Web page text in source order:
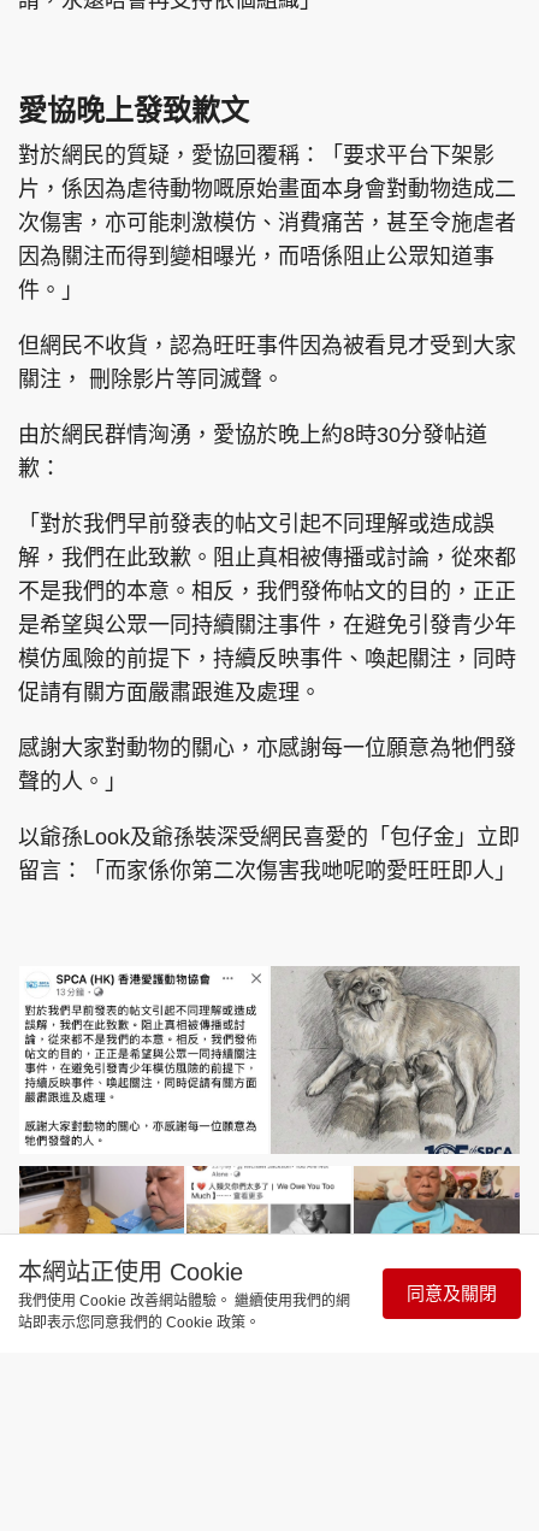
愛協晚上發致歉文
對於網民的質疑，愛協回覆稱：「要求平台下架影
片，係因為虐待動物嘅原始畫面本身會對動物造成二
次傷害，亦可能刺激模仿、消費痛苦，甚至令施虐者
因為關注而得到變相曝光，而唔係阻止公眾知道事
件。」
但網民不收貨，認為旺旺事件因為被看見才受到大家
關注， 刪除影片等同滅聲。
由於網民群情洶湧，愛協於晚上約8時30分發帖道
歉：
「對於我們早前發表的帖文引起不同理解或造成誤
解，我們在此致歉。阻止真相被傳播或討論，從來都
不是我們的本意。相反，我們發佈帖文的目的，正正
是希望與公眾一同持續關注事件，在避免引發青少年
模仿風險的前提下，持續反映事件、喚起關注，同時
促請有關方面嚴肅跟進及處理。
感謝大家對動物的關心，亦感謝每一位願意為牠們發
聲的人。」
以爺孫Look及爺孫裝深受網民喜愛的「包仔金」立即
留言：「而家係你第二次傷害我哋呢啲愛旺旺即人」
本網站正使用 Cookie
我們使用 Cookie 改善網站體驗。 繼續使用我們的網
站即表示您同意我們的 Cookie 政策。
同意及關閉